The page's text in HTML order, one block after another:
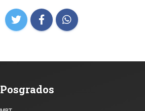
Posgrados